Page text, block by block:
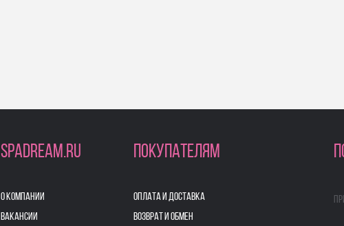
SPADREAM.RU
О КОМПАНИИ
ВАКАНСИИ
ПОКУПАТЕЛЯМ
ОПЛАТА И ДОСТАВКА
ВОЗВРАТ И ОБМЕН